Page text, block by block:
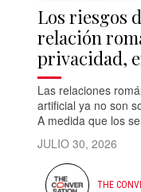
Los riesgos
relación
privacidad,
Las relaciones
artificial ya no son
A medida que los
JULIO 30, 2026
THE